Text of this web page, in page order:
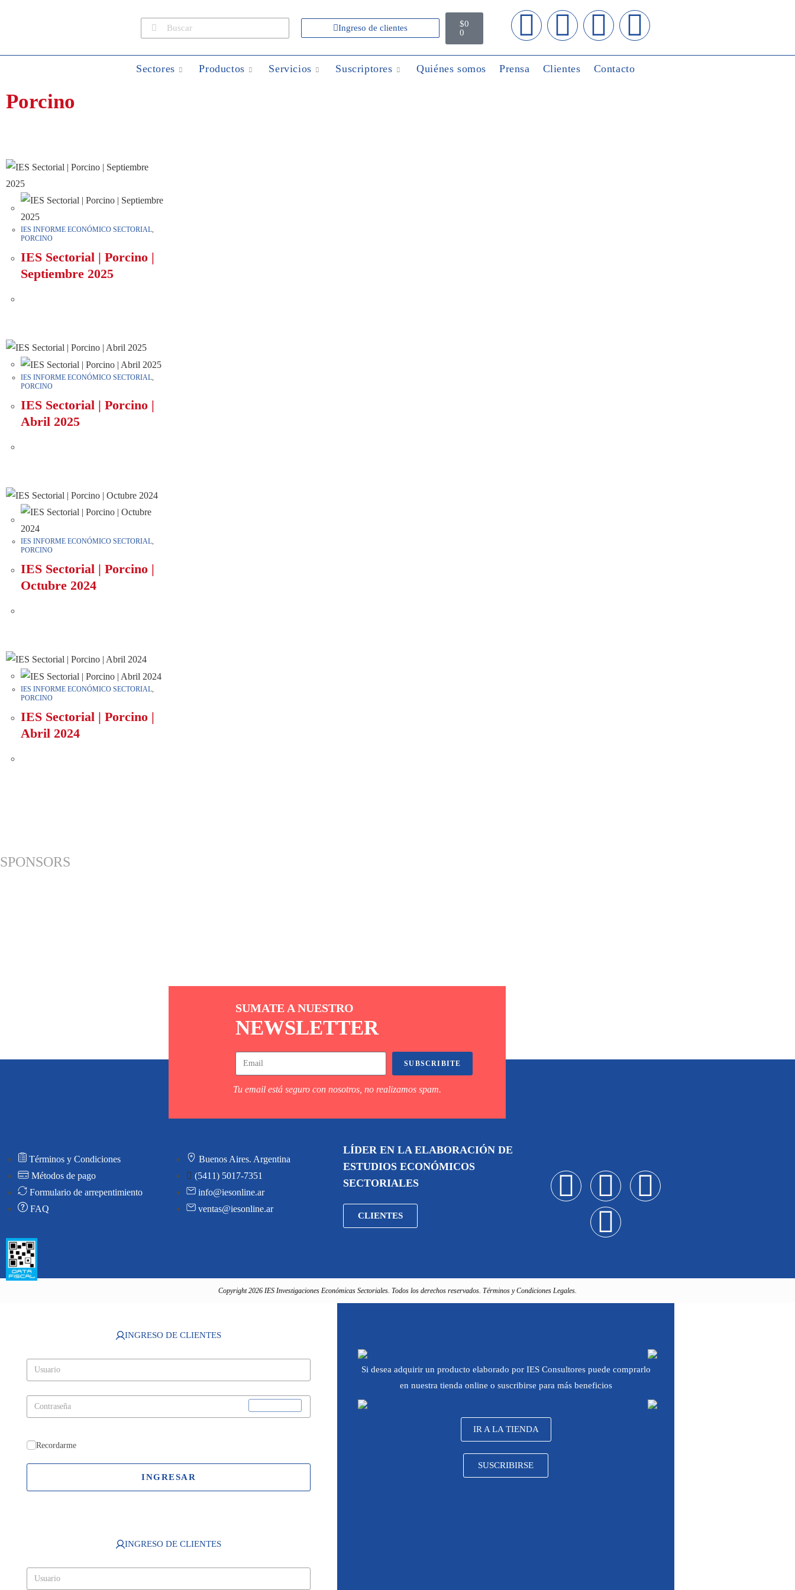
Ingreso de clientes $0
0
Sectores Productos Servicios Suscriptores Quiénes somos Prensa Clientes Contacto
Porcino
IES INFORME ECONÓMICO SECTORIAL,
PORCINO
IES Sectorial | Porcino |
Septiembre 2025
IES INFORME ECONÓMICO SECTORIAL,
PORCINO
IES Sectorial | Porcino |
Abril 2025
IES INFORME ECONÓMICO SECTORIAL,
PORCINO
IES Sectorial | Porcino |
Octubre 2024
IES INFORME ECONÓMICO SECTORIAL,
PORCINO
IES Sectorial | Porcino |
Abril 2024
SPONSORS
SUMATE A NUESTRO
NEWSLETTER
SUBSCRIBITE
Tu email está seguro con nosotros, no realizamos spam.
Términos y Condiciones
Métodos de pago
Formulario de arrepentimiento
FAQ
Buenos Aires. Argentina
(5411) 5017-7351
info@iesonline.ar
ventas@iesonline.ar
LÍDER EN LA ELABORACIÓN DE
ESTUDIOS ECONÓMICOS
SECTORIALES
CLIENTES
Copyright 2026 IES Investigaciones Económicas Sectoriales. Todos los derechos reservados. Términos y Condiciones Legales.
INGRESO DE CLIENTES
Recordarme
INGRESAR
Si desea adquirir un producto elaborado por IES Consultores puede comprarlo
en nuestra tienda online o suscribirse para más beneficios
IR A LA TIENDA
SUSCRIBIRSE
INGRESO DE CLIENTES